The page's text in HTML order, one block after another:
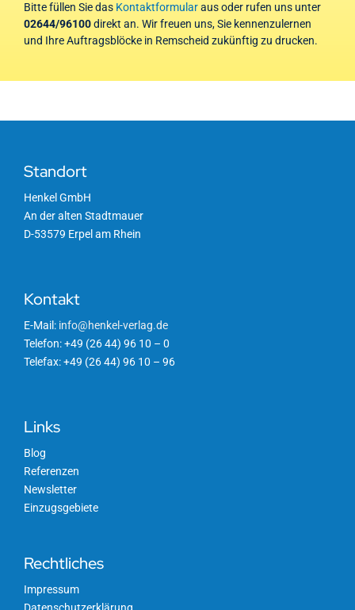
Bitte füllen Sie das Kontaktformularaus oder rufen uns unter
02644/96100direkt an. Wir freuen uns, Sie kennenzulernen
und Ihre Auftragsblöcke in Remscheid zukünftig zu drucken.
Standort
Henkel GmbH
An der alten Stadtmauer
D-53579 Erpel am Rhein
Kontakt
E-Mail: info@henkel-verlag.de
Telefon: +49 (26 44) 96 10 – 0
Telefax: +49 (26 44) 96 10 – 96
Links
Blog
Referenzen
Newsletter
Einzugsgebiete
Rechtliches
Impressum